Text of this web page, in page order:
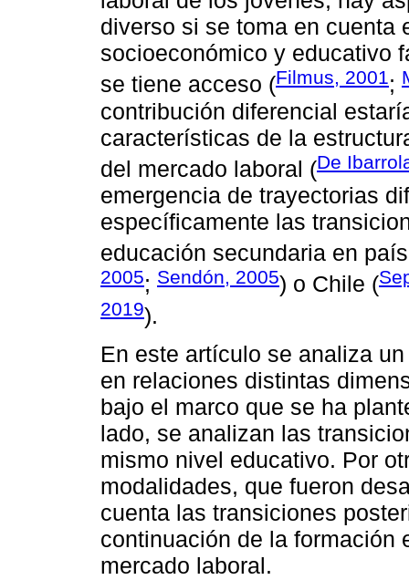
diverso si se toma en cuenta
socioeconómico y educativo
se tiene acceso (Filmus, 2001;
contribución diferencial
características de la
del mercado laboral (De
emergencia de trayectorias
específicamente las
educación secundaria en
2005; Sendón, 2005) o Chile (
2019).
En este artículo se analiza
en relaciones distintas
bajo el marco que se ha
lado, se analizan las
mismo nivel educativo. Por
modalidades, que fueron
cuenta las transiciones
continuación de la formación
mercado laboral.